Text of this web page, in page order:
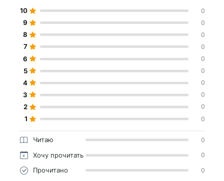
10 0
9 0
8 0
7 0
6 0
5 0
4 0
3 0
2 0
1 0
Читаю 0
Хочу прочитать 0
Прочитано 0